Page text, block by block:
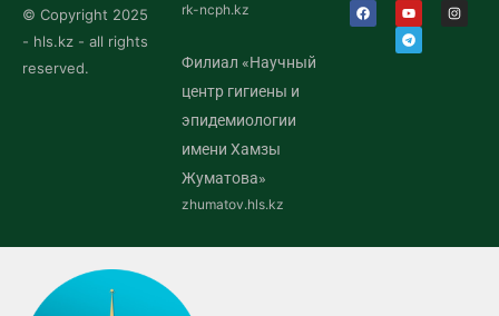
© Copyright 2025
- hls.kz - all rights
reserved.
rk-ncph.kz
Филиал «Научный
центр гигиены и
эпидемиологии
имени Хамзы
Жуматова»
zhumatov.hls.kz